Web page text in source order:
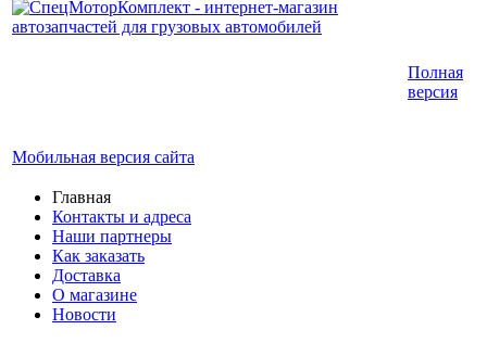
Мобильная версия сайта
Полная
версия
Главная
Контакты и адреса
Наши партнеры
Как заказать
Доставка
О магазине
Новости